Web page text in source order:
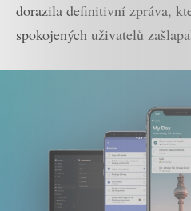
dorazila definitivní zpráva,
spokojených uživatelů